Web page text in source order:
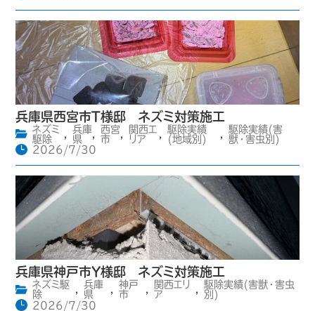
兵庫県西宮市T様邸 ネズミ対策施工
ネズミ
駆除
兵庫
県
,
西宮
市
関西エ
リア
駆除実績
(地域別)
駆除実績(害
獣・害虫別)
2026/7/30
兵庫県神戸市Y様邸 ネズミ対策施工
ネズミ駆
除
,
兵庫
県
,
神戸
市
,
関西エリ
ア
,
駆除実績(害獣・害虫
別)
2026/7/30